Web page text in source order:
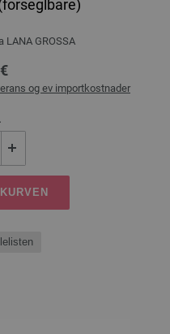
LANA GROSSA
og ev importkostnader